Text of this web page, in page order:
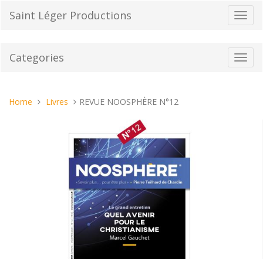
Saint Léger Productions
Categories
You
Home Livres REVUE NOOSPHÈRE N°12